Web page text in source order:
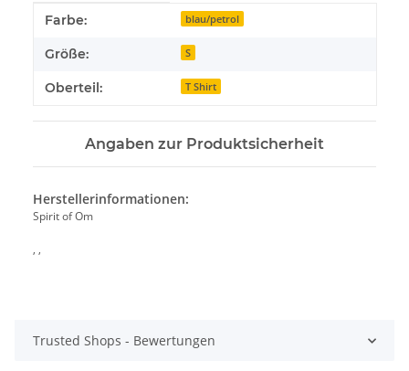
Produkteigenschaft
Wert
Farbe: blau/petrol
Größe: S
Oberteil: T Shirt
Angaben zur Produktsicherheit
Herstellerinformationen:
Spirit of Om
, ,
Trusted Shops - Bewertungen